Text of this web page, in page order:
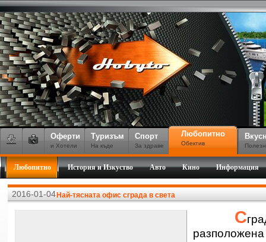
Оферти
и Хотели
Туризъм
На къде
Спорт
За здраве
Любопитно
Обектив
Любопитно История и Изкуство Авто Кино Информация
2016-01-04 Най-тясната офис сграда в света
С